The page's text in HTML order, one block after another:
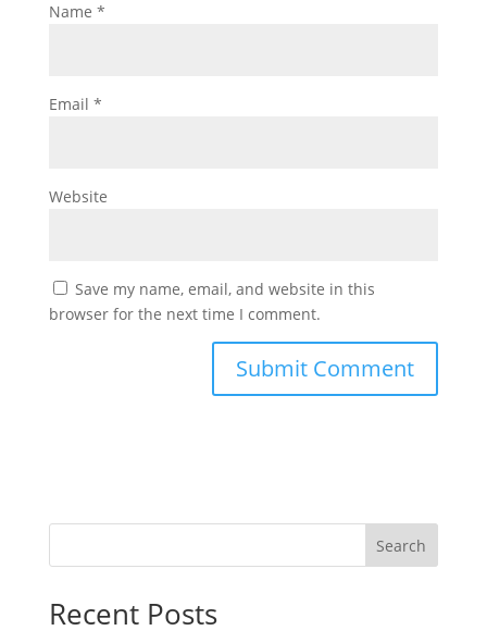
Name *
Email *
Website
Save my name, email, and website in this
browser for the next time I comment.
Search
Recent Posts